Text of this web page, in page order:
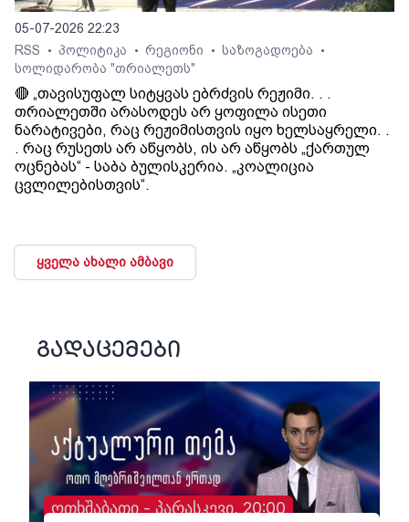
05-07-2026 22:23
RSS
• პოლიტიკა • რეგიონი • საზოგადოება •
სოლიდარობა "თრიალეთს"
🔴 „თავისუფალ სიტყვას ებრძვის რეჟიმი. . .
თრიალეთში არასოდეს არ ყოფილა ისეთი
ნარატივები, რაც რეჟიმისთვის იყო ხელსაყრელი. .
. რაც რუსეთს არ აწყობს, ის არ აწყობს „ქართულ
ოცნებას“ - საბა ბულისკერია. „კოალიცია
ცვლილებისთვის“.
ყველა ახალი ამბავი
გადაცემები
ოთხშაბათი - პარასკევი, 20:00